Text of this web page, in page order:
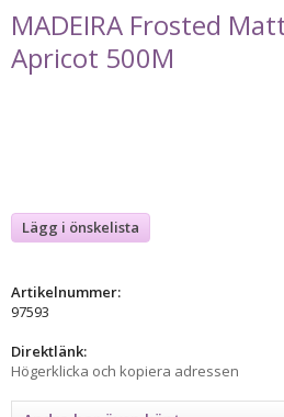
MADEIRA Frosted
Apricot 500M
Lägg i önskelista
Artikelnummer:
97593
Direktlänk:
Högerklicka och kopiera adressen